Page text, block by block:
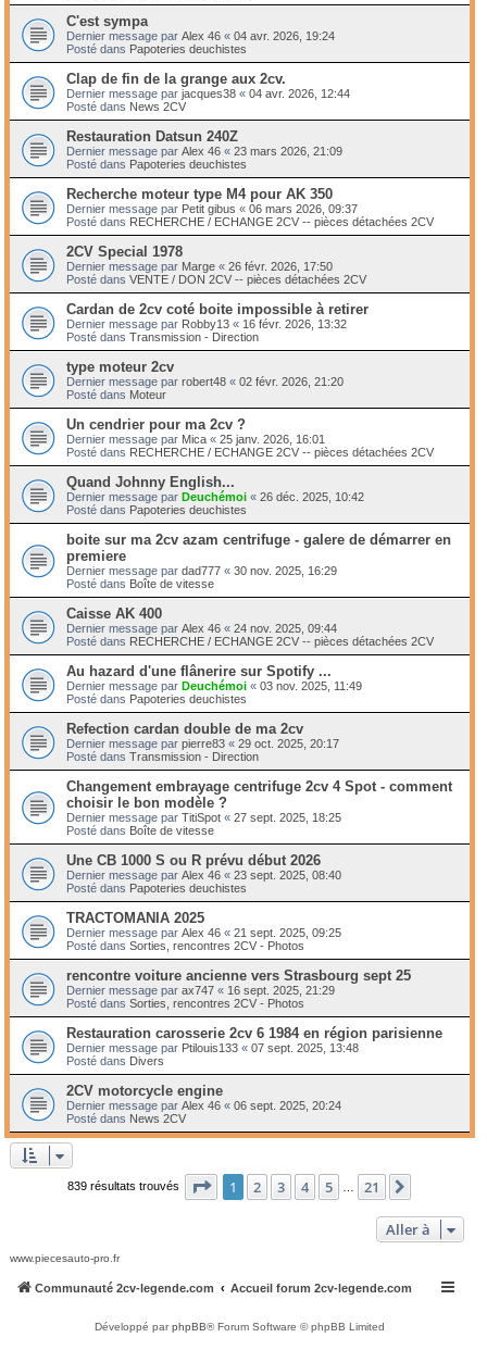
C'est sympa
Dernier message par Alex 46 « 04 avr. 2026, 19:24
Posté dans Papoteries deuchistes
Clap de fin de la grange aux 2cv.
Dernier message par jacques38 « 04 avr. 2026, 12:44
Posté dans News 2CV
Restauration Datsun 240Z
Dernier message par Alex 46 « 23 mars 2026, 21:09
Posté dans Papoteries deuchistes
Recherche moteur type M4 pour AK 350
Dernier message par Petit gibus « 06 mars 2026, 09:37
Posté dans RECHERCHE / ECHANGE 2CV -- pièces détachées 2CV
2CV Special 1978
Dernier message par Marge « 26 févr. 2026, 17:50
Posté dans VENTE / DON 2CV -- pièces détachées 2CV
Cardan de 2cv coté boite impossible à retirer
Dernier message par Robby13 « 16 févr. 2026, 13:32
Posté dans Transmission - Direction
type moteur 2cv
Dernier message par robert48 « 02 févr. 2026, 21:20
Posté dans Moteur
Un cendrier pour ma 2cv ?
Dernier message par Mica « 25 janv. 2026, 16:01
Posté dans RECHERCHE / ECHANGE 2CV -- pièces détachées 2CV
Quand Johnny English...
Dernier message par Deuchémoi « 26 déc. 2025, 10:42
Posté dans Papoteries deuchistes
boite sur ma 2cv azam centrifuge - galere de démarrer en
premiere
Dernier message par dad777 « 30 nov. 2025, 16:29
Posté dans Boîte de vitesse
Caisse AK 400
Dernier message par Alex 46 « 24 nov. 2025, 09:44
Posté dans RECHERCHE / ECHANGE 2CV -- pièces détachées 2CV
Au hazard d'une flânerire sur Spotify ...
Dernier message par Deuchémoi « 03 nov. 2025, 11:49
Posté dans Papoteries deuchistes
Refection cardan double de ma 2cv
Dernier message par pierre83 « 29 oct. 2025, 20:17
Posté dans Transmission - Direction
Changement embrayage centrifuge 2cv 4 Spot - comment
choisir le bon modèle ?
Dernier message par TitiSpot « 27 sept. 2025, 18:25
Posté dans Boîte de vitesse
Une CB 1000 S ou R prévu début 2026
Dernier message par Alex 46 « 23 sept. 2025, 08:40
Posté dans Papoteries deuchistes
TRACTOMANIA 2025
Dernier message par Alex 46 « 21 sept. 2025, 09:25
Posté dans Sorties, rencontres 2CV - Photos
rencontre voiture ancienne vers Strasbourg sept 25
Dernier message par ax747 « 16 sept. 2025, 21:29
Posté dans Sorties, rencontres 2CV - Photos
Restauration carosserie 2cv 6 1984 en région parisienne
Dernier message par Ptilouis133 « 07 sept. 2025, 13:48
Posté dans Divers
2CV motorcycle engine
Dernier message par Alex 46 « 06 sept. 2025, 20:24
Posté dans News 2CV
839 résultats trouvés Page 1sur21
1 2 3 4 5 21
Aller à
www.piecesauto-pro.fr
Communauté 2cv-legende.com Accueil forum 2cv-legende.com
Développé parphpBB® Forum Software © phpBB Limited